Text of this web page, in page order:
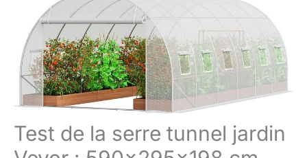
Test de la serre tunnel jardin